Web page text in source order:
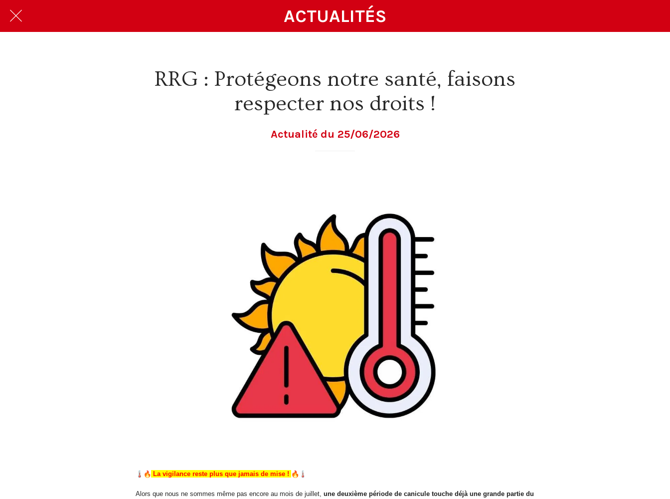
ACTUALITÉS
RRG : Protégeons notre santé, faisons
respecter nos droits !
Actualité du 25/06/2026
La vigilance reste plus que jamais de mise !
Alors que nous ne sommes même pas encore au mois de juillet, une deuxième période de canicule touche déjà une grande partie du